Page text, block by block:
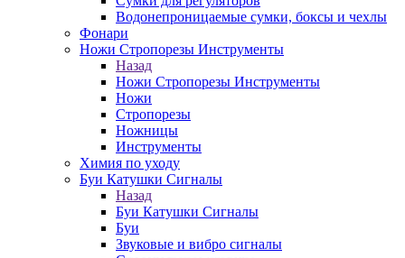
Водонепроницаемые сумки, боксы и чехлы
Фонари
Ножи Стропорезы Инструменты
Назад
Ножи Стропорезы Инструменты
Ножи
Стропорезы
Ножницы
Инструменты
Химия по уходу
Буи Катушки Сигналы
Назад
Буи Катушки Сигналы
Буи
Звуковые и вибро сигналы